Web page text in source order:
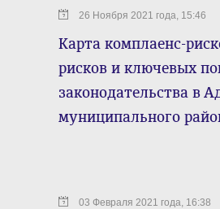
26 Ноября 2021 года, 15:46
Карта комплаенс-
рисков и ключевых
законодательства в
муниципального
03 Февраля 2021 года, 16:38